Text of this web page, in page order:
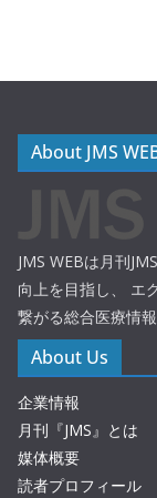
About JMS
JMS WEBは月刊
向上を目指し、 エ
繋がる総合医療情
About Us
企業情報
月刊『JMS』とは
媒体概要
読者プロフィール